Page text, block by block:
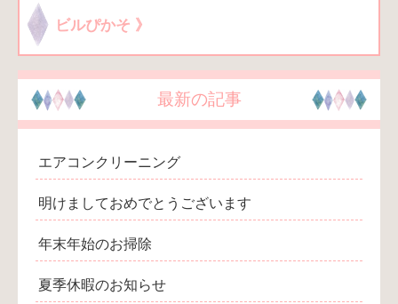
ビルぴかそ 》
最新の記事
エアコンクリーニング
明けましておめでとうございます
年末年始のお掃除
夏季休暇のお知らせ